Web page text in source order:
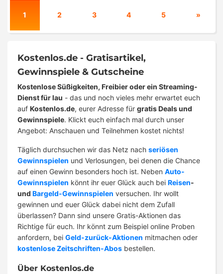
1 2 3 4 5 »
Kostenlos.de - Gratisartikel,
Gewinnspiele & Gutscheine
Kostenlose Süßigkeiten, Freibier oder ein Streaming-
Dienst für lau - das und noch vieles mehr erwartet euch
auf Kostenlos.de, eurer Adresse für gratis Deals und
Gewinnspiele. Klickt euch einfach mal durch unser
Angebot: Anschauen und Teilnehmen kostet nichts!
Täglich durchsuchen wir das Netz nach seriösen
Gewinnspielen und Verlosungen, bei denen die Chance
auf einen Gewinn besonders hoch ist. Neben Auto-
Gewinnspielen könnt ihr euer Glück auch bei Reisen-
und Bargeld-Gewinnspielen versuchen. Ihr wollt
gewinnen und euer Glück dabei nicht dem Zufall
überlassen? Dann sind unsere Gratis-Aktionen das
Richtige für euch. Ihr könnt zum Beispiel online Proben
anfordern, bei Geld-zurück-Aktionen mitmachen oder
kostenlose Zeitschriften-Abos bestellen.
Über Kostenlos.de